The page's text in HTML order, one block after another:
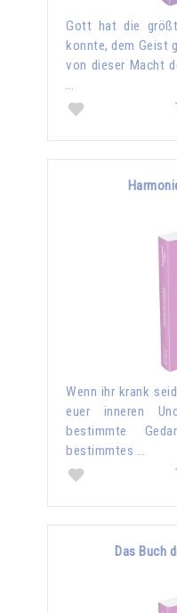
Gott hat die
konnte, dem Geist
von dieser Macht
…
Wenn ihr krank
euer inneren
bestimmte
bestimmtes …
Das Buch